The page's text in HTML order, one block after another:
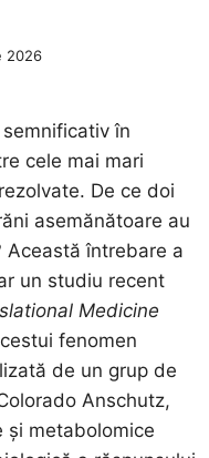
2026
în
cele mai mari
De ce doi
asemănătoare au
Această întrebare a
un studiu recent
Medicine
fenomen
de un grup de
Anschutz,
și metabolomice